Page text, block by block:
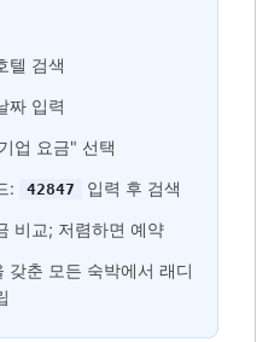
텔 검색
짜 입력
업 요금" 선택
:
42847
입력 후 검색
비교; 저렴하면 예약
갖춘 모든 숙박에서 래디